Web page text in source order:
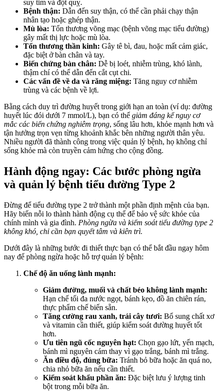
suy tim và đột quỵ.
Bệnh thận: Dẫn đến suy thận, có thể cần phải chạy thận
nhân tạo hoặc ghép thận.
Mù lòa: Tổn thương võng mạc (bệnh võng mạc tiểu đường)
gây mất thị lực hoặc mù lòa.
Tổn thương thần kinh: Gây tê bì, đau, hoặc mất cảm giác,
đặc biệt ở bàn chân và tay.
Biến chứng bàn chân: Dễ bị loét, nhiễm trùng, khó lành,
thậm chí có thể dẫn đến cắt cụt chi.
Các vấn đề về da và răng miệng: Tăng nguy cơ nhiễm
trùng và các bệnh về lợi.
Bằng cách duy trì đường huyết trong giới hạn an toàn (ví dụ: đường
huyết lúc đói dưới 7 mmol/L), bạn có thể giảm đáng kể nguy cơ
mắc các biến chứng nghiêm trọng, sống lâu hơn, khỏe mạnh hơn và
tận hưởng trọn vẹn từng khoảnh khắc bên những người thân yêu.
Nhiều người đã thành công trong việc quản lý bệnh, họ không chỉ
sống khỏe mà còn truyền cảm hứng cho cộng đồng.
Hành động ngay: Các bước phòng ngừa
và quản lý bệnh tiểu đường Type 2
Đừng để tiểu đường type 2 trở thành một phần định mệnh của bạn.
Hãy biến nỗi lo thành hành động cụ thể để bảo vệ sức khỏe của
chính mình và gia đình. Phòng ngừa và kiểm soát tiểu đường type 2
không khó, chỉ cần bạn quyết tâm và kiên trì.
Dưới đây là những bước đi thiết thực bạn có thể bắt đầu ngay hôm
nay để phòng ngừa hoặc hỗ trợ quản lý bệnh:
Chế độ ăn uống lành mạnh:
Giảm đường, muối và chất béo không lành mạnh:
Hạn chế tối đa nước ngọt, bánh kẹo, đồ ăn chiên rán,
thực phẩm chế biến sẵn.
Tăng cường rau xanh, trái cây tươi: Bổ sung chất xơ
và vitamin cần thiết, giúp kiểm soát đường huyết tốt
hơn.
Ưu tiên ngũ cốc nguyên hạt: Chọn gạo lứt, yến mạch,
bánh mì nguyên cám thay vì gạo trắng, bánh mì trắng.
Ăn điều độ, đúng bữa: Tránh bỏ bữa hoặc ăn quá no,
chia nhỏ bữa ăn nếu cần thiết.
Kiểm soát khẩu phần ăn: Đặc biệt lưu ý lượng tinh
bột trong mỗi bữa ăn.